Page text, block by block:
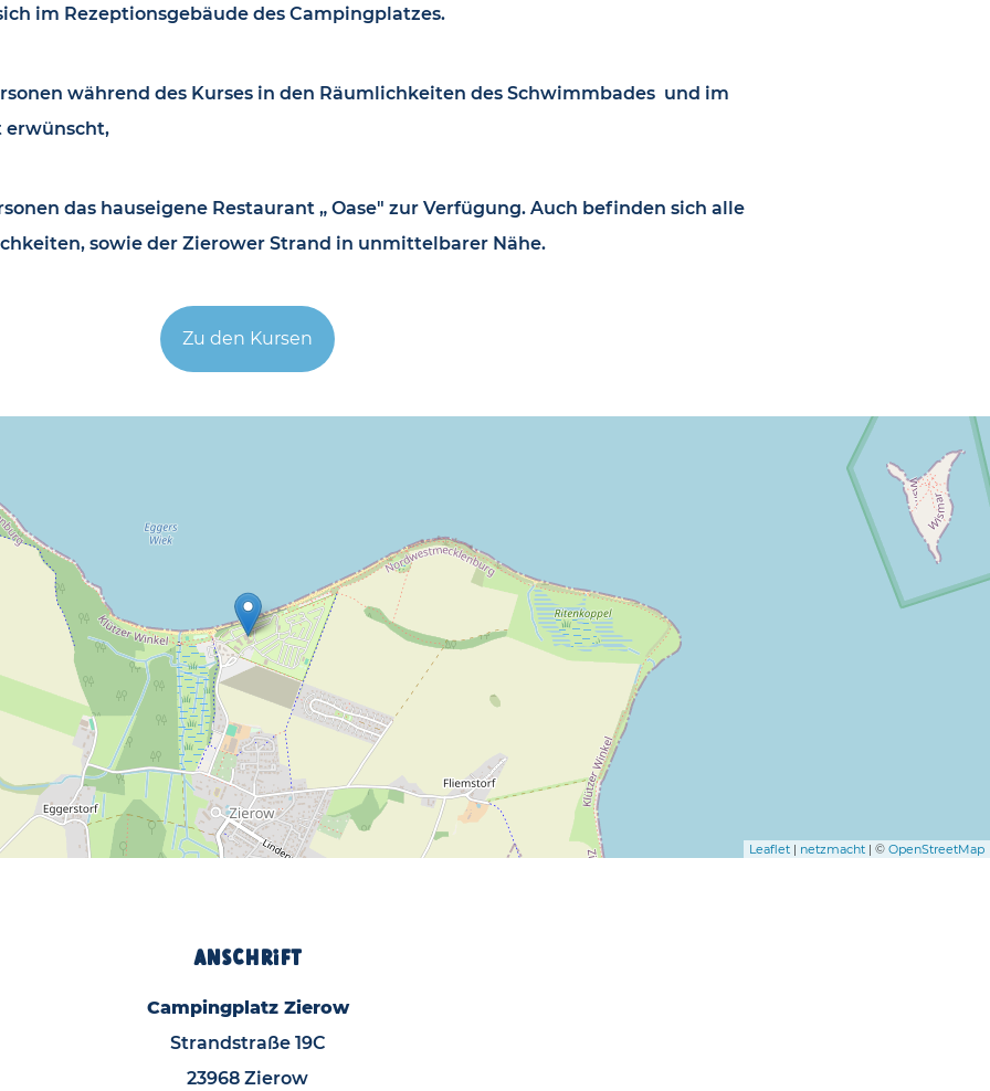
im Rezeptionsgebäude des Campingplatzes.
während des Kurses in den Räumlichkeiten des Schwimmbades und im
erwünscht,
das hauseigene Restaurant „ Oase" zur Verfügung. Auch befinden sich alle
sowie der Zierower Strand in unmittelbarer Nähe.
Zu den Kursen
Leaflet | netzmacht | © OpenStreetMap
Anschrift
Campingplatz Zierow
Strandstraße 19C
23968 Zierow